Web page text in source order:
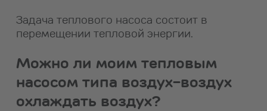
Задача теплового насоса состоит в
перемещении тепловой энергии.
Можно ли моим тепловым
насосом типа воздух-воздух
охлаждать воздух?